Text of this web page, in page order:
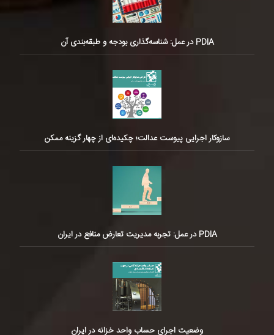
PDIA در عمل: شناسه‌گذاری بودجه و طبقه‌بندی آن
سازوکار اجرایی پیوست عدالت؛ چکیده‌ای از چهار گزینه ممکن
PDIA در عمل: تجربه مدیریت تعارض منافع در ایران
وضعیت اجرای حساب واحد خزانه در ایران